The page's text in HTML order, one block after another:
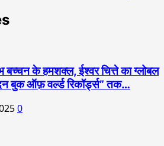
बच्चन के हमशक्ल, ईश्वर चित्ते का ग्लोबल
बुक ऑफ़ वर्ल्ड रिकॉर्ड्स” तक…
0